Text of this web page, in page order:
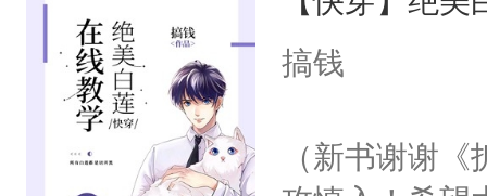
用力——为你
搞钱
（新书谢谢